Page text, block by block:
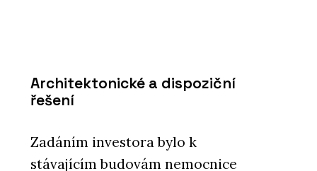
Architektonické a dispoziční
řešení
Zadáním investora bylo k
stávajícím budovám nemocnice